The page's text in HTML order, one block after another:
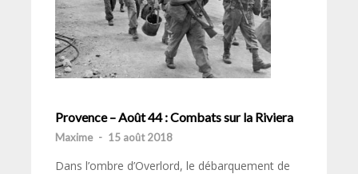
Provence – Août 44 : Combats sur la Riviera
Maxime - 15 août 2018
Dans l’ombre d’Overlord, le débarquement de